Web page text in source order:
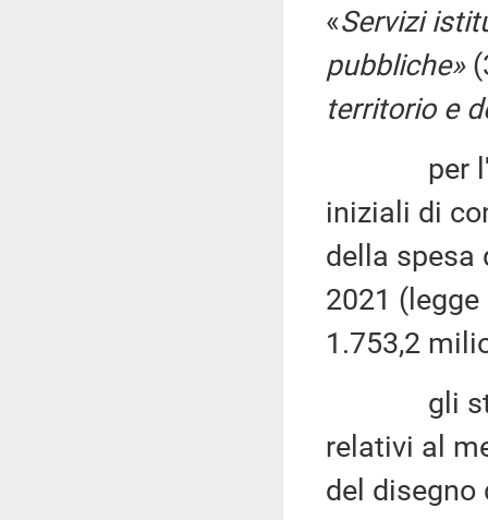
«Servizi
pubbliche»
territorio e
per
iniziali di
della spesa
2021
1.753,2
gli
relativi al
del disegno